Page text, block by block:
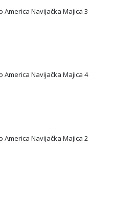
America Navijačka Majica 3
America Navijačka Majica 4
America Navijačka Majica 2